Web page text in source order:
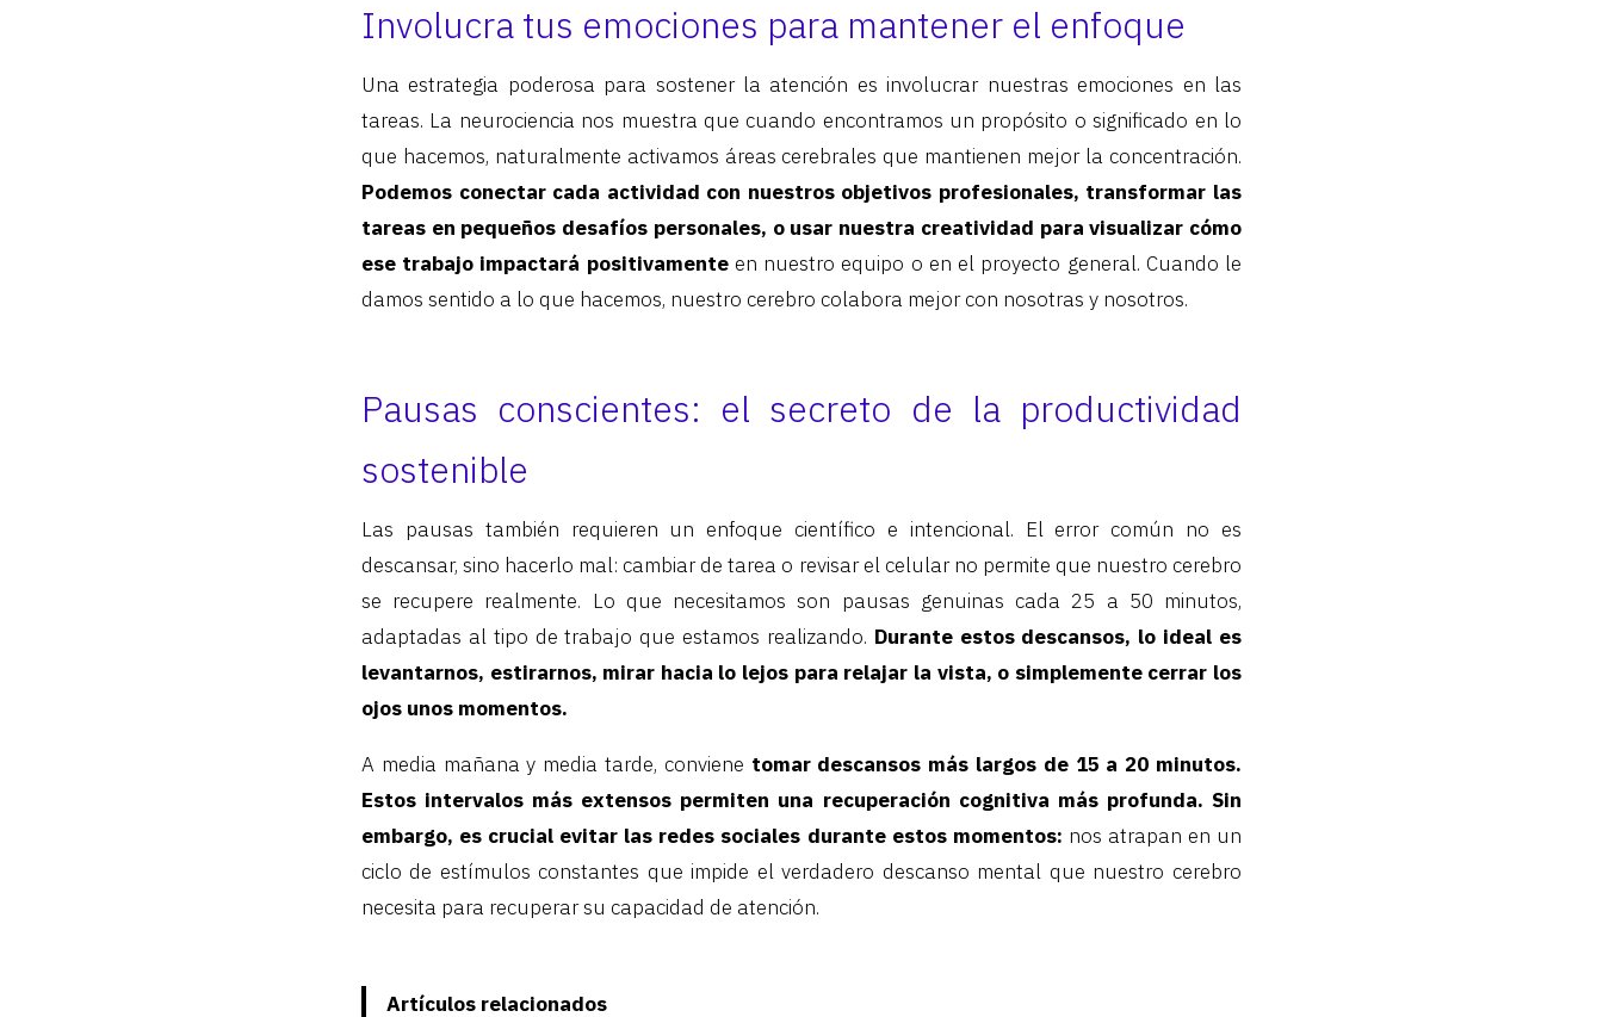
Involucra tus emociones para mantener el enfoque
Una estrategia poderosa para sostener la atención es involucrar nuestras emociones en las
tareas. La neurociencia nos muestra que cuando encontramos un propósito o significado en lo
que hacemos, naturalmente activamos áreas cerebrales que mantienen mejor la concentración.
Podemos conectar cada actividad con nuestros objetivos profesionales, transformar las
tareas en pequeños desafíos personales, o usar nuestra creatividad para visualizar cómo
ese trabajo impactará positivamenteen nuestro equipo o en el proyecto general. Cuando le
damos sentido a lo que hacemos, nuestro cerebro colabora mejor con nosotras y nosotros.
Pausas conscientes: el secreto de la productividad
sostenible
Las pausas también requieren un enfoque científico e intencional. El error común no es
descansar, sino hacerlo mal: cambiar de tarea o revisar el celular no permite que nuestro cerebro
se recupere realmente. Lo que necesitamos son pausas genuinas cada 25 a 50 minutos,
adaptadas al tipo de trabajo que estamos realizando. Durante estos descansos, lo ideal es
levantarnos, estirarnos, mirar hacia lo lejos para relajar la vista, o simplemente cerrar los
ojos unos momentos.
A media mañana y media tarde, conviene tomar descansos más largos de 15 a 20 minutos.
Estos intervalos más extensos permiten una recuperación cognitiva más profunda. Sin
embargo, es crucial evitar las redes sociales durante estos momentos: nos atrapan en un
ciclo de estímulos constantes que impide el verdadero descanso mental que nuestro cerebro
necesita para recuperar su capacidad de atención.
Artículos relacionados